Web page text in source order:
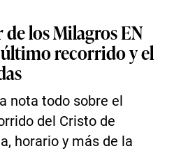
los Milagros EN
último recorrido y el
nota todo sobre el
del Cristo de
horario y más de la